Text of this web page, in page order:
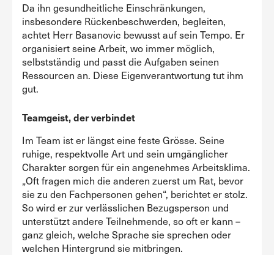
Da ihn gesundheitliche Einschränkungen,
insbesondere Rückenbeschwerden, begleiten,
achtet Herr Basanovic bewusst auf sein Tempo. Er
organisiert seine Arbeit, wo immer möglich,
selbstständig und passt die Aufgaben seinen
Ressourcen an. Diese Eigenverantwortung tut ihm
gut.
Teamgeist, der verbindet
Im Team ist er längst eine feste Grösse. Seine
ruhige, respektvolle Art und sein umgänglicher
Charakter sorgen für ein angenehmes Arbeitsklima.
„Oft fragen mich die anderen zuerst um Rat, bevor
sie zu den Fachpersonen gehen“, berichtet er stolz.
So wird er zur verlässlichen Bezugsperson und
unterstützt andere Teilnehmende, so oft er kann –
ganz gleich, welche Sprache sie sprechen oder
welchen Hintergrund sie mitbringen.